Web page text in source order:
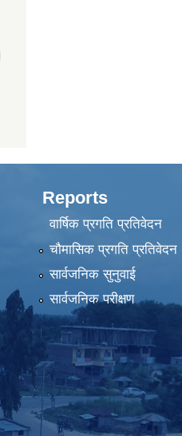
Reports
वार्षिक प्रगति प्रतिवेदन
चौमासिक प्रगति प्रतिवेदन
सार्वजनिक सुनुवाई
सार्वजनिक परीक्षण